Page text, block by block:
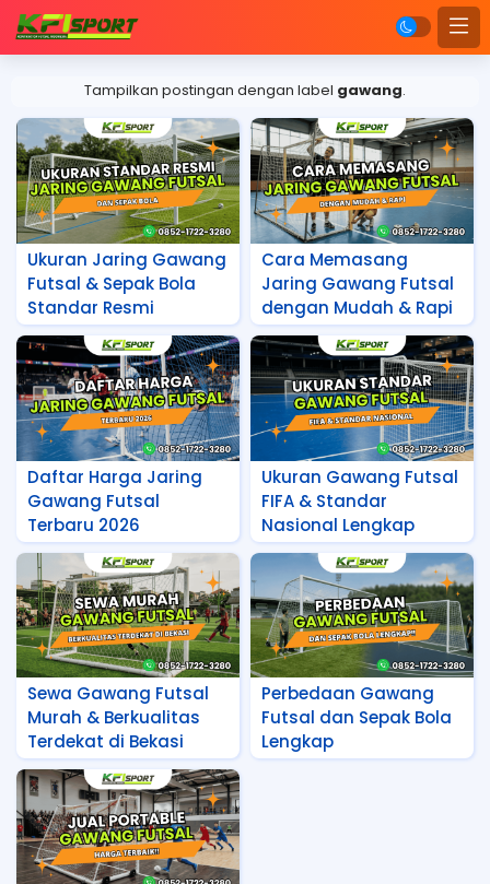
Tampilkan postingan dengan label gawang.
Ukuran Jaring Gawang
Futsal & Sepak Bola
Standar Resmi
Cara Memasang
Jaring Gawang Futsal
dengan Mudah & Rapi
Daftar Harga Jaring
Gawang Futsal
Terbaru 2026
Ukuran Gawang Futsal
FIFA & Standar
Nasional Lengkap
Sewa Gawang Futsal
Murah & Berkualitas
Terdekat di Bekasi
Perbedaan Gawang
Futsal dan Sepak Bola
Lengkap